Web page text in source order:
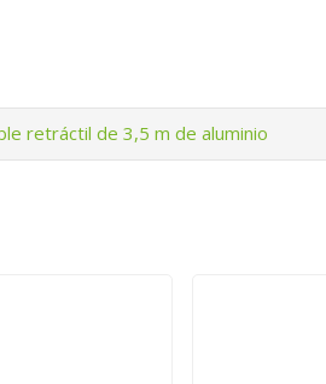
retráctil de 3,5 m de aluminio